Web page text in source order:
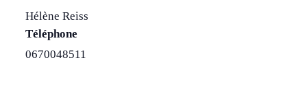
Hélène Reiss
Téléphone
0670048511